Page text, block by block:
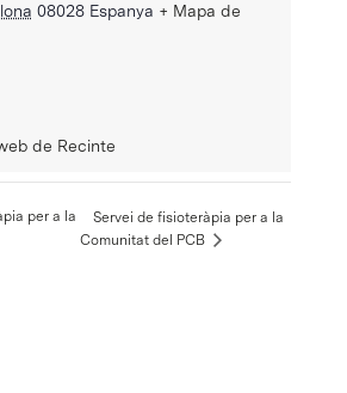
08028 Espanya + Mapa de
de Recinte
per a la
Servei de fisioteràpia per a la
Comunitat del PCB